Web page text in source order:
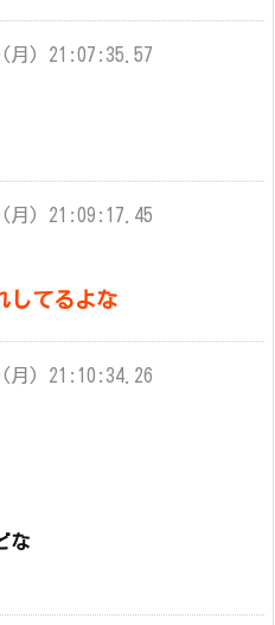
月) 21:07:35.57
月) 21:09:17.45
してるよな
月) 21:10:34.26
な